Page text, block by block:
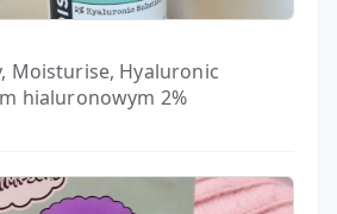
Moisturise, Hyaluronic
hialuronowym 2%